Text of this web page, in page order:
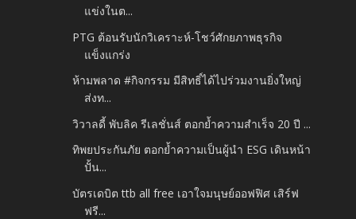
แข่งในต...
PTG ต้อนรับนักวิเคราะห์-โชว์ศักยภาพธุรกิจ
แข็งแกร่ง
ห้ามพลาด #กิจกรรม มีสิทธิ์ได้ไปร่วมงานยิ่งใหญ่
ส่งท...
วิวาลดี้ พับลิค รีเลชั่นส์ ตอกย้ำความสำเร็จ 20 ปี ...
ทิพยประกันภัย ตอกย้ำความเป็นผู้นำ ESG เดินหน้า
ปั้น...
บัตรเดบิต ttb all free เอาใจมนุษย์ออฟฟิศ เสิร์ฟ
ฟรี...